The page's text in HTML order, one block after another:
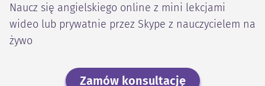
Naucz się angielskiego online z mini lekcjami
wideo lub prywatnie przez Skype z nauczycielem na
żywo
Zamów konsultację